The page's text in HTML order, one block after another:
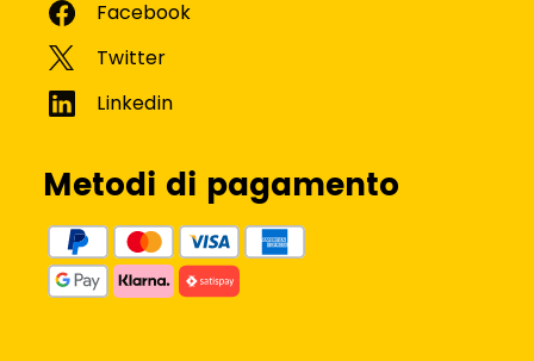
Metodi di pagamento